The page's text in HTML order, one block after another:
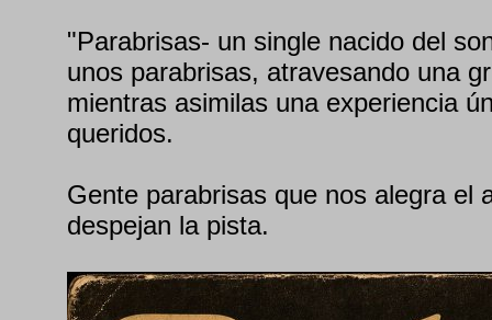
"Parabrisas- un single nacido del
unos parabrisas, atravesando una
mientras asimilas una experiencia
queridos.
Gente parabrisas que nos alegra el
despejan la pista.